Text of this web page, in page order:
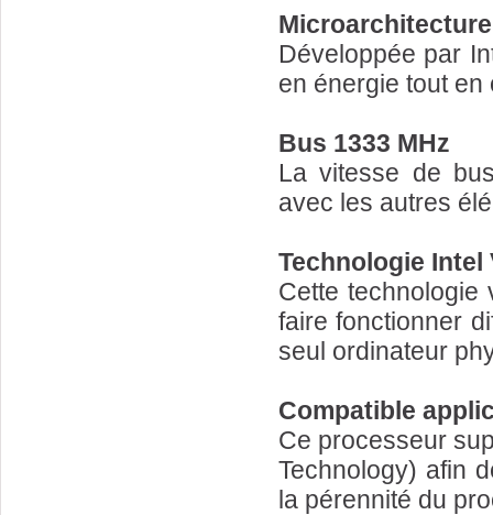
Développée par
en énergie tout
Bus 1333 MHz
La vitesse de
avec les autres
Technologie
Cette
faire fonctionner
seul ordinateur
Compatible
Ce processeur
Technology) afin
la pérennité du